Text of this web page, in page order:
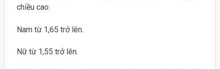
chiều cao:
Nam từ 1,65 trở lên.
Nữ từ 1,55 trở lên.